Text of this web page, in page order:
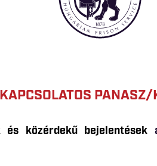
közérdekű bejelentések